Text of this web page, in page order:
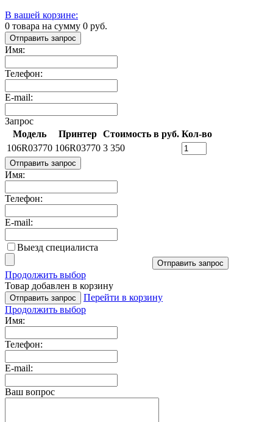
В вашей корзине:
0 товара на сумму 0 руб.
Отправить запрос
Имя:
Телефон:
E-mail:
Запрос
Модель
Принтер Стоимость в руб. Кол-во
106R03770 106R03770 3 350
Отправить запрос
Имя:
Телефон:
E-mail:
Выезд специалиста
Отправить запрос
Продолжить выбор
Товар добавлен в корзину
Отправить запрос
Перейти в корзину
Продолжить выбор
Имя:
Телефон:
E-mail:
Ваш вопрос